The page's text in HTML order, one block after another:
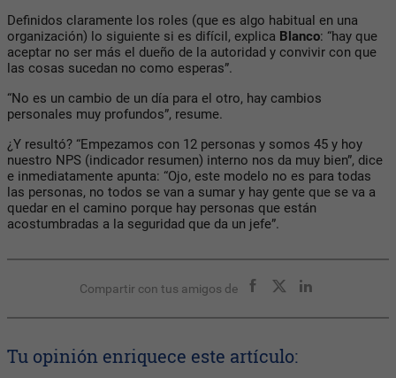
Definidos claramente los roles (que es algo habitual en una
organización) lo siguiente si es difícil, explica Blanco: “hay que
aceptar no ser más el dueño de la autoridad y convivir con que
las cosas sucedan no como esperas”.
“No es un cambio de un día para el otro, hay cambios
personales muy profundos”, resume.
¿Y resultó? “Empezamos con 12 personas y somos 45 y hoy
nuestro NPS (indicador resumen) interno nos da muy bien”, dice
e inmediatamente apunta: “Ojo, este modelo no es para todas
las personas, no todos se van a sumar y hay gente que se va a
quedar en el camino porque hay personas que están
acostumbradas a la seguridad que da un jefe”.
Compartir con tus amigos de
Tu opinión enriquece este artículo: